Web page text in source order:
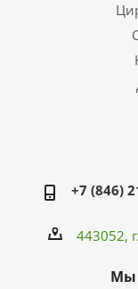
+7 (846)
443052,
Мы